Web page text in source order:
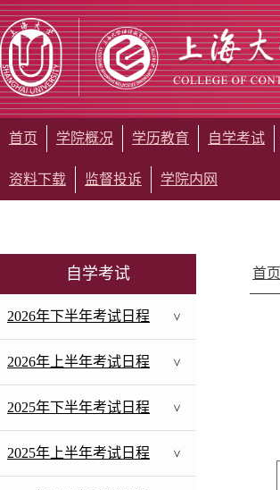
首页 学院概况 学历教育 自学考试
资料下载 监督投诉 学院内网
自学考试
2026年下半年考试日程 >
2026年上半年考试日程 >
2025年下半年考试日程 >
2025年上半年考试日程 >
首页